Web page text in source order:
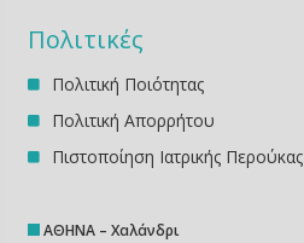
Πολιτικές
Πολιτική Ποιότητας
Πολιτική Απορρήτου
Πιστοποίηση Ιατρικής Περούκας
ΑΘΗΝΑ – Χαλάνδρι